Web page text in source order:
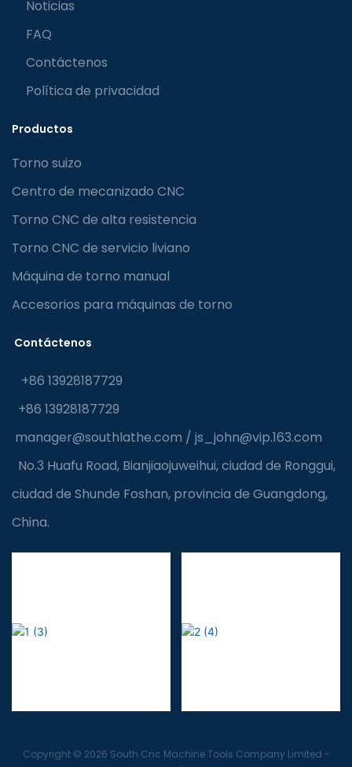
Noticias
FAQ
Contáctenos
Política de privacidad
Productos
Torno suizo
Centro de mecanizado CNC
Torno CNC de alta resistencia
Torno CNC de servicio liviano
Máquina de torno manual
Accesorios para máquinas de torno
Contáctenos
+86 13928187729
+86 13928187729
manager@southlathe.com / js_john@vip.163.com
No.3 Huafu Road, Bianjiaojuweihui, ciudad de Ronggui,
ciudad de Shunde Foshan, provincia de Guangdong,
China.
Copyright © 2026 South Cnc Machine Tools Company Limited -